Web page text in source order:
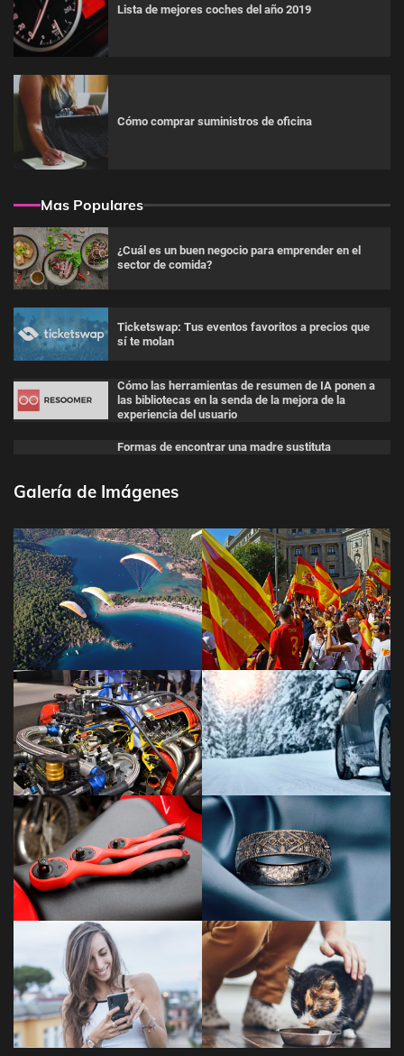
Lista de mejores coches del año 2019
Cómo comprar suministros de oficina
Mas Populares
¿Cuál es un buen negocio para emprender en el
sector de comida?
Ticketswap: Tus eventos favoritos a precios que
sí te molan
Cómo las herramientas de resumen de IA ponen a
las bibliotecas en la senda de la mejora de la
experiencia del usuario
Formas de encontrar una madre sustituta
Galería de Imágenes